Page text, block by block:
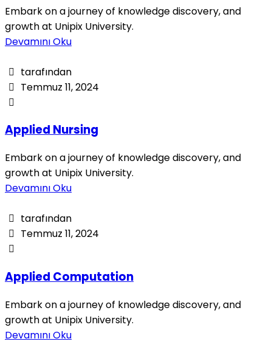
Embark on a journey of knowledge discovery, and
growth at Unipix University.
Devamını Oku
tarafından
Temmuz 11, 2024
Applied Nursing
Embark on a journey of knowledge discovery, and
growth at Unipix University.
Devamını Oku
tarafından
Temmuz 11, 2024
Applied Computation
Embark on a journey of knowledge discovery, and
growth at Unipix University.
Devamını Oku